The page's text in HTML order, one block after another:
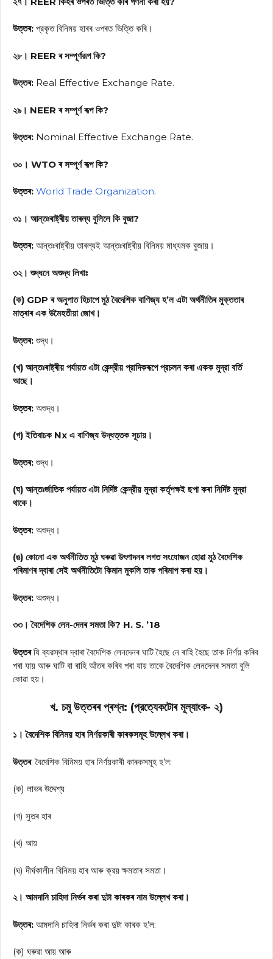
উত্তৰ: প্রকৃত বিনিময় হাৰৰ ওপৰত ভিত্তি কৰি।
২৮। REER ৰ সম্পূর্ণরূপ কি?
উত্তৰ: Real Effective Exchange Rate.
২৯। NEER ৰ সম্পূৰ্ণ ৰূপ কি?
উত্তৰ: Nominal Effective Exchange Rate.
৩০। WTO ৰ সম্পূৰ্ণ ৰূপ কি?
উত্তৰ: World Trade Organization.
৩১। আন্তঃৰাষ্ট্ৰীয় তাৰল্য বুলিলে কি বুজা?
উত্তৰ: আন্তঃৰাষ্ট্ৰীয় তাৰল্যই আন্তঃৰাষ্ট্ৰীয় বিনিময় মাধ্যমক বুজায়।
৩২। শুদ্ধনে অশুদ্ধ লিখাঃ
(ক) GDP ৰ অনুপাত হিচাপে মুঠ বৈদেশিক বাণিজ্য হ’ল এটা অৰ্থনীতিৰ মুক্ততাৰ
মাত্ৰাৰ এক উমৈহতীয়া জোখ।
উত্তৰ: শুদ্ধ।
(খ) আন্তঃৰাষ্ট্ৰীয় পর্যায়ত এটা কেন্দ্রীয় প্রাদিকৰূপে প্রচলন কৰা একক মুদ্রা বর্তি
আছে।
উত্তৰ: অশুদ্ধ।
(গ) ইতিবাচক Nx এ বাণিজ্য উদ্ধত্তক সূচায়।
উত্তৰ: শুদ্ধ।
(ঘ) আন্তঃর্জাতিক পর্যায়ত এটা নির্দিষ্ট কেন্দ্রীয় মুদ্রা কর্তৃপক্ষই ছপা কৰা নির্দিষ্ট মুদ্রা
থাকে।
উত্তৰ: অশুদ্ধ।
(ঙ) কোনো এক অর্থনীতিত মুঠ ঘৰুৱা উৎপাদনৰ লগত সংযোজন হোৱা মুঠ বৈদেশিক
পৰিমাণৰ দ্বাৰা সেই অর্থনীতিটো কিমান মুকলি তাক পৰিমাপ কৰা হয়।
উত্তৰ: অশুদ্ধ।
৩৩। বৈদেশিক লেন-দেনৰ সমতা কি? H. S. ’18
উত্তৰযি ব্যৱস্থাৰ দ্বাৰা বৈদেশিক লেনদেনৰ ঘাটি হৈছে নে ৰাহি হৈছে তাক নিৰ্ণয় কৰিব
পৰা যায় আৰু ঘাটি বা ৰাহি আঁতৰ কৰিব পৰা যায় তাকে বৈদেশিক লেনদেনৰ সমতা বুলি
কোৱা হয়।
খ. চমু উত্তৰৰ প্ৰশ্ন: (প্রত্যেকটোৰ মূল্যাংক- ২)
১। বৈদেশিক বিনিময় হাৰ নিৰ্ণয়কাৰী কাৰকসমূহ উল্লেখ কৰা।
উত্তৰ: বৈদেশিক বিনিময় হাৰ নিৰ্ণয়কাৰী কাৰকসমূহ হ’ল:
(ক) লাভৰ উদ্দেশ্য
(গ) সুতৰ হাৰ
(খ) আয়
(ঘ) দীর্ঘকালীন বিনিময় হাৰ আৰু ক্রয় ক্ষমতাৰ সমতা।
২। আমদানি চাহিদা নিৰ্ভৰ কৰা দুটা কাৰকৰ নাম উল্লেখ কৰা।
উত্তৰ: আমদানি চাহিদা নিৰ্ভৰ কৰা দুটা কাৰক হ’ল:
(ক) ঘৰুৱা আয় আৰু